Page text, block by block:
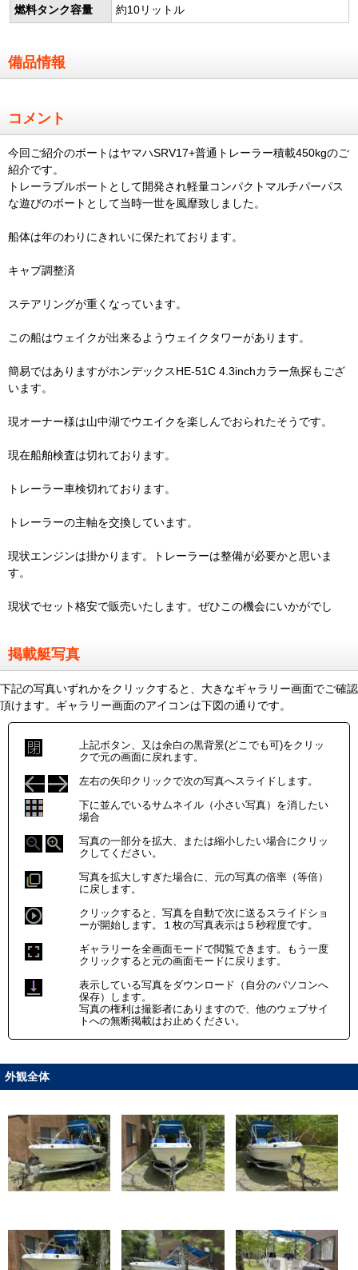
燃料タンク容量 約10リットル
備品情報
コメント
今回ご紹介のボートはヤマハSRV17+普通トレーラー積載450kgのご
紹介です。
トレーラブルボートとして開発され軽量コンパクトマルチパーパス
な遊びのボートとして当時一世を風靡致しました。
船体は年のわりにきれいに保たれております。
キャブ調整済
ステアリングが重くなっています。
この船はウェイクが出来るようウェイクタワーがあります。
簡易ではありますがホンデックスHE-51C 4.3inchカラー魚探もござ
います。
現オーナー様は山中湖でウエイクを楽しんでおられたそうです。
現在船舶検査は切れております。
トレーラー車検切れております。
トレーラーの主軸を交換しています。
現状エンジンは掛かります。トレーラーは整備が必要かと思いま
す。
現状でセット格安で販売いたします。ぜひこの機会にいかがでし
掲載艇写真
下記の写真いずれかをクリックすると、大きなギャラリー画面でご確認
頂けます。ギャラリー画面のアイコンは下図の通りです。
上記ボタン、又は余白の黒背景(どこでも可)をクリッ
クで元の画面に戻れます。
左右の矢印クリックで次の写真へスライドします。
下に並んでいるサムネイル（小さい写真）を消したい
場合
写真の一部分を拡大、または縮小したい場合にクリッ
クしてください。
写真を拡大しすぎた場合に、元の写真の倍率（等倍）
に戻します。
クリックすると、写真を自動で次に送るスライドショ
ーが開始します。１枚の写真表示は５秒程度です。
ギャラリーを全画面モードで閲覧できます。もう一度
クリックすると元の画面モードに戻ります。
表示している写真をダウンロード（自分のパソコンへ
保存）します。
写真の権利は撮影者にありますので、他のウェブサイ
トへの無断掲載はお止めください。
外観全体